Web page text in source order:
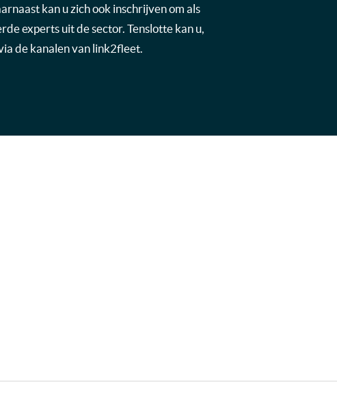
kan u zich ook inschrijven om als
experts uit de sector. Tenslotte kan u,
de kanalen van link2fleet.